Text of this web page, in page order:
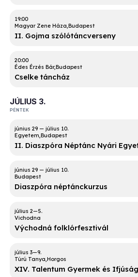
19:00
Magyar Zene Háza Budapest
II. Gojma szólótáncverseny
20:00
Édes Érzés Bár Budapest
Cselke táncház
JÚLIUS 3.
PÉNTEK
Egyetem Budapest
II. Diaszpóra Néptánc Nyári
Budapest
Diaszpóra néptánckurzus
Vichodna
Východná folklórfesztivál
Túrú Tanya Horgos
XIV. Talentum Gyermek és